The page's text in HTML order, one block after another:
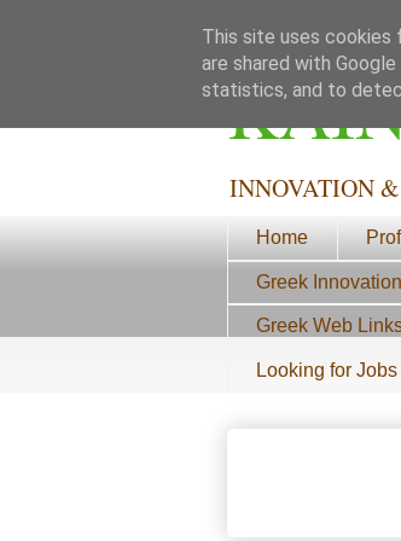
INNOVATION
Home
Greek
Greek Web
Looking for Jobs
This site uses cookies
are shared with
statistics, and to